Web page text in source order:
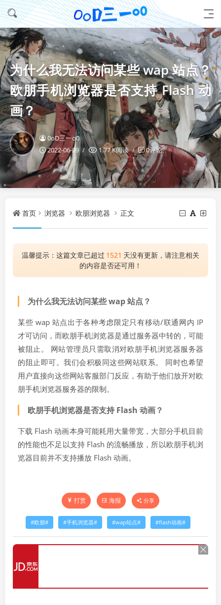
为什么我无法访问某些 wap 站点？
欧朋手机浏览器是否支持 Flash 动
画？
0oD三一o0
2022-06-09
1.77 K阅读 0评论
首页 浏览器 欧朋浏览器 正文
温馨提示：这篇文章已超过 1521 天没有更新，请注意相关
的内容是否还可用！
为什么我无法访问某些 wap 站点？
某些 wap 站点出于各种考虑限定只有移动/联通网内 IP
才可访问，而欧朋手机浏览器是通过服务器中转的，可能
被阻止。 网站管理员只需取消对欧朋手机浏览器服务器
的阻止即可。我们会积极同这些网站联系。 同时也希望
用户直接向这些网站客服部门反应，有助于他们放开对欧
朋手机浏览器服务器的限制。
欧朋手机浏览器是否支持 Flash 动画？
下载 Flash 动画本身可能耗用大量带宽，大部分手机目前
的性能也不足以支持 Flash 的流畅播放，所以欧朋手机浏
览器目前并不支持播放 Flash 动画。
打赏 海报 分享
欧朋 手机浏览器 wap站点 flash动画